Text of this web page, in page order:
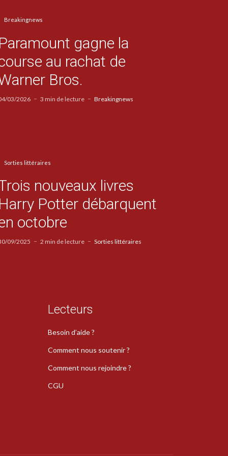
Breakingnews
gagne la
au rachat de
Bros.
03/2026 3 min de lecture Breakingnews
Sorties littéraires
nouveaux livres
Potter débarquent
octobre
09/2025 2 min de lecture Sorties littéraires
Lecteurs
Besoin d’aide ?
Comment nous soutenir ?
Comment nous rejoindre ?
CGU